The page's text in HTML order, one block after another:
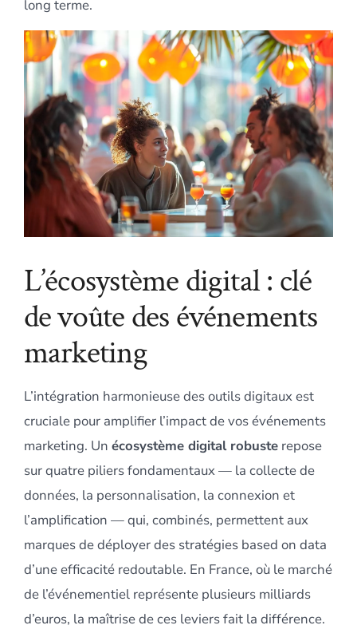
long terme.
L’écosystème digital : clé
de voûte des événements
marketing
L’intégration harmonieuse des outils digitaux est
cruciale pour amplifier l’impact de vos événements
marketing. Un écosystème digital robusterepose
sur quatre piliers fondamentaux — la collecte de
données, la personnalisation, la connexion et
l’amplification — qui, combinés, permettent aux
marques de déployer des stratégies based on data
d’une efficacité redoutable. En France, où le marché
de l’événementiel représente plusieurs milliards
d’euros, la maîtrise de ces leviers fait la différence.